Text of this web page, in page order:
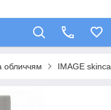
обличчям IMAGE